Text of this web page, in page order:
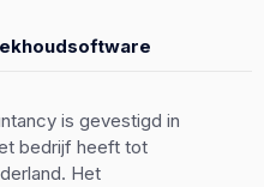
is gevestigd in
bedrijf heeft tot
Het